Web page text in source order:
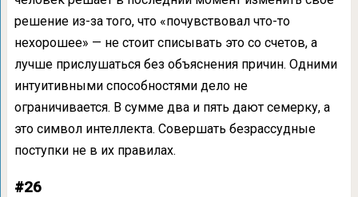
решение из-за того, что «почувствовал что-то
нехорошее» — не стоит списывать это со счетов, а
лучше прислушаться без объяснения причин. Одними
интуитивными способностями дело не
ограничивается. В сумме два и пять дают семерку, а
это символ интеллекта. Совершать безрассудные
поступки не в их правилах.
#26